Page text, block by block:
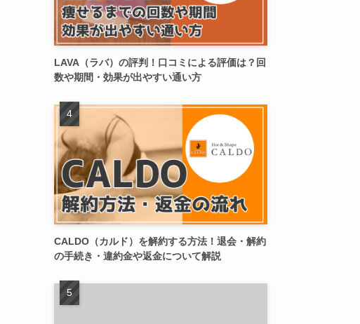
LAVA（ラバ）の評判！口コミによる評価は？回
数や期間・効果が出やすい通い方
CALDO（カルド）を解約する方法！退会・解約
の手続き・違約金や返金について解説